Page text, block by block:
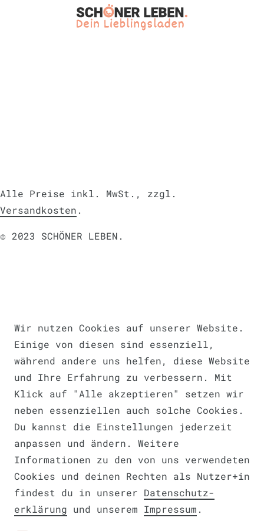
Wir nutzen Cookies auf unserer Website.
Einige von diesen sind essenziell,
während andere uns helfen, diese Website
und Ihre Erfahrung zu verbessern. Mit
Klick auf "Alle akzeptieren" setzen wir
neben essenziellen auch solche Cookies.
Du kannst die Einstellungen jederzeit
anpassen und ändern. Weitere
Informationen zu den von uns verwendeten
Cookies und deinen Rechten als Nutzer+in
findest du in unserer Daten­schutz­
erklärung und unserem Impressum .
Alle Preise inkl. MwSt., zzgl.
Versandkosten .
© 2023 SCHÖNER LEBEN.
Barrierefreiheitserklärung
Widerrufs­recht VERTRAG WIDERRUFEN